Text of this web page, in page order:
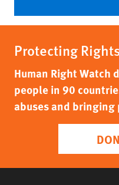
Protecting
Human Right Watch
people in 90
abuses and